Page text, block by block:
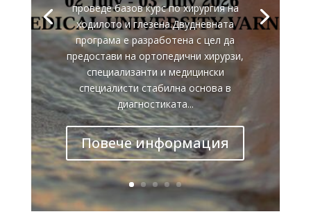
проведе базов курс по хирургия на
ходилото и глезена.Двудневната
програма е разработена с цел да
предостави на ортопедични хирурзи,
специализанти и медицински
специалисти стабилна основа в
диагностиката...
Повече информация